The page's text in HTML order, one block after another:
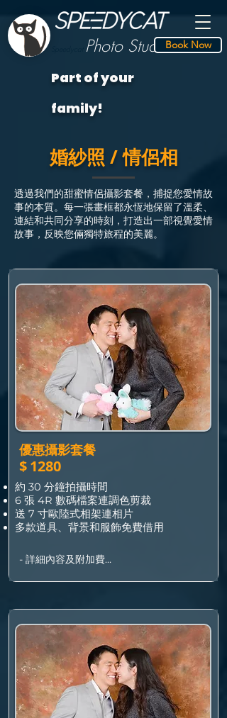
Photo Studio
Part of your
family!
Book Now
婚紗照 / 情侶相
透過我們的甜蜜情侶攝影套餐，捕捉您愛情故
事的本質。每一張畫框都永恆地保留了溫柔、
連結和共同分享的時刻，打造出一部視覺愛情
故事，反映您倆獨特旅程的美麗。
優惠攝影套餐
$1280
約 30 分鐘拍攝時間
6 張 4R 數碼檔案連調色剪裁
送 7 寸歐陸式相架連相片
多款道具、背景和服飾免費借用
- 詳細內容及附加費
•  星期六、日或公眾假期加 $200